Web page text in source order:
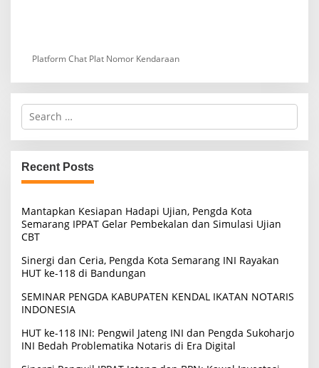
Platform Chat Plat Nomor Kendaraan
S
r
c
h
f
r
:
Recent Posts
Mantapkan Kesiapan Hadapi Ujian, Pengda Kota
Semarang IPPAT Gelar Pembekalan dan Simulasi Ujian
CBT
Sinergi dan Ceria, Pengda Kota Semarang INI Rayakan
HUT ke-118 di Bandungan
SEMINAR PENGDA KABUPATEN KENDAL IKATAN NOTARIS
INDONESIA
HUT ke-118 INI: Pengwil Jateng INI dan Pengda Sukoharjo
INI Bedah Problematika Notaris di Era Digital